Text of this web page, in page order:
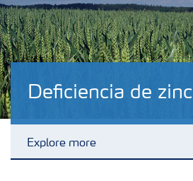
Deficiencia de
Explore more